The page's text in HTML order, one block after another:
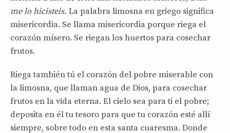
me lo hicisteis. La palabra limosna en griego significa
misericordia. Se llama misericordia porque riega el
corazón mísero. Se riegan los huertos para cosechar
frutos.
Riega también tú el corazón del pobre miserable con
la limosna, que llaman agua de Dios, para cosechar
frutos en la vida eterna. El cielo sea para ti el pobre;
deposita en él tu tesoro para que tu corazón esté allí
siempre, sobre todo en esta santa cuaresma. Donde